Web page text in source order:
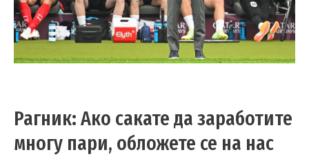
Рагник: Ако сакате да заработите
многу пари, обложете се на нас